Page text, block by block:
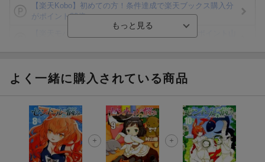
【楽天Kobo】初めての方！条件達成で楽天ブックス購入分
がポイント20倍
ト山分け
エントリー＆3,000円以上購入で無料データSIM（3GB/月プ
ラン）が当たる！
楽天モバイル紹介キャンペーンの拡散で300円OFFクーポン
進呈
よく一緒に購入されている商品